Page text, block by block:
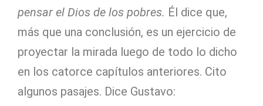
pensar el Dios de los pobres. Él dice que,
más que una conclusión, es un ejercicio de
proyectar la mirada luego de todo lo dicho
en los catorce capítulos anteriores. Cito
algunos pasajes. Dice Gustavo: